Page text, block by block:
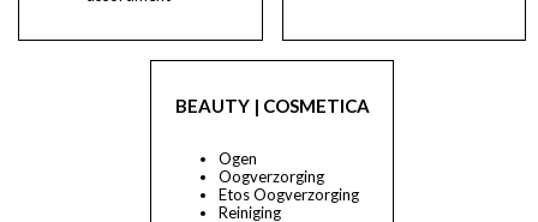
BEAUTY | COSMETICA
Ogen
Oogverzorging
Etos Oogverzorging
Reiniging